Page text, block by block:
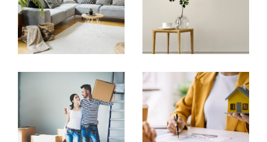
La vente d'unbien immobilier à Poitiers
et ses
alentours, est une étape cruciale, nécessitant
expertise et stratégie. Cabinet immobilier Prues met à
votre disposition une équipe d'agents expérimentés
pour vous aider à maximiser la valeur de votre bien.
De l'évaluation précise du prix de marché à la mise en
avant de votre propriété grâce à des outils de
marketing innovants, nous vous accompagnons
jusqu'à la signature de l'acte de vente. Profitez de